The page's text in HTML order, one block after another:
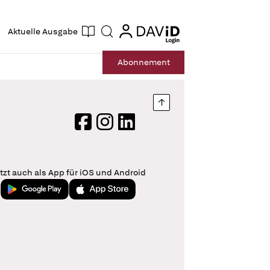
Aktuelle Ausgabe Suche login
login
Abonnement
Nach oben springen
FacebookInstagram
LinkedIn
auch als App für iOS und Android
Jetzt bei Google PlayLaden im App Store